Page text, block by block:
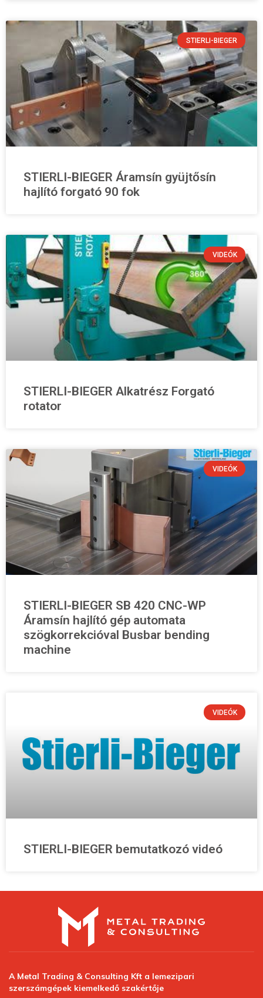
STIERLI-BIEGER
STIERLI-BIEGER Áramsín gyüjtősín
hajlító forgató 90 fok
VIDEÓK
STIERLI-BIEGER Alkatrész Forgató
rotator
VIDEÓK
STIERLI-BIEGER SB 420 CNC-WP
Áramsín hajlító gép automata
szögkorrekcióval Busbar bending
machine
VIDEÓK
STIERLI-BIEGER bemutatkozó videó
A Metal Trading & Consulting Kft a lemezipari
szerszámgépek kiemelkedő szakértője